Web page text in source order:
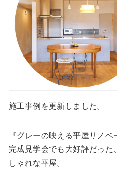
施工事例を更新しました。
『グレーの映える平屋リノベ
完成見学会でも大好評だっ
しゃれな平屋。